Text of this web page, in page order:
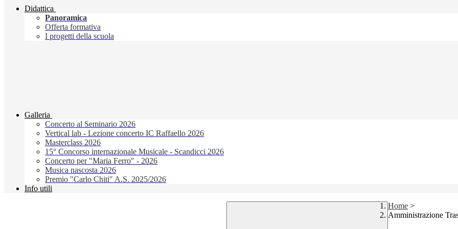
Didattica
Panoramica
Offerta formativa
I progetti della scuola
Galleria
Concerto al Seminario 2026
Vertical lab - Lezione concerto IC Raffaello 2026
Masterclass 2026
15° Concorso internazionale Musicale - Scandicci 2026
Concerto per "Maria Ferro" - 2026
Musica nascosta 2026
Premio "Carlo Chiti" A.S. 2025/2026
Info utili
Home >
Amministrazione